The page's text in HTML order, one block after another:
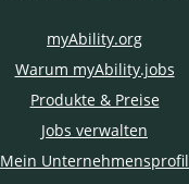
myAbility.org
Warum myAbility.jobs
Produkte & Preise
Jobs verwalten
Mein Unternehmensprofil